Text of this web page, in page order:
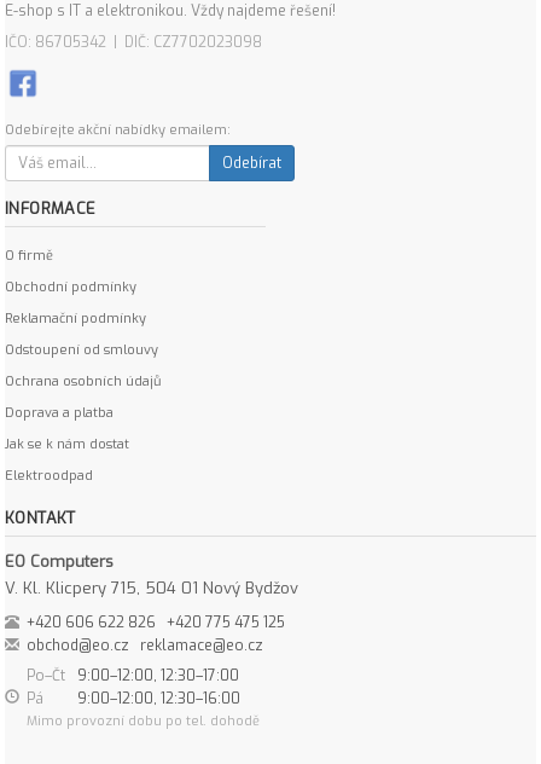
E-shop s IT a elektronikou. Vždy najdeme řešení!
IČO: 86705342 | DIČ: CZ7702023098
Odebírejte akční nabídky emailem:
Odebírat
INFORMACE
O firmě
Obchodní podmínky
Reklamační podmínky
Odstoupení od smlouvy
Ochrana osobních údajů
Doprava a platba
Jak se k nám dostat
Elektroodpad
KONTAKT
EO Computers
V. Kl. Klicpery 715, 504 01 Nový Bydžov
+420 606 622 826
+420 775 475 125
obchod@eo.cz
reklamace@eo.cz
Po–Čt
9:00–12:00, 12:30–17:00
Pá
9:00–12:00, 12:30–16:00
Mimo provozní dobu po tel. dohodě